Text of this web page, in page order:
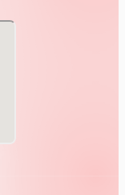
注意事項を必ずよ